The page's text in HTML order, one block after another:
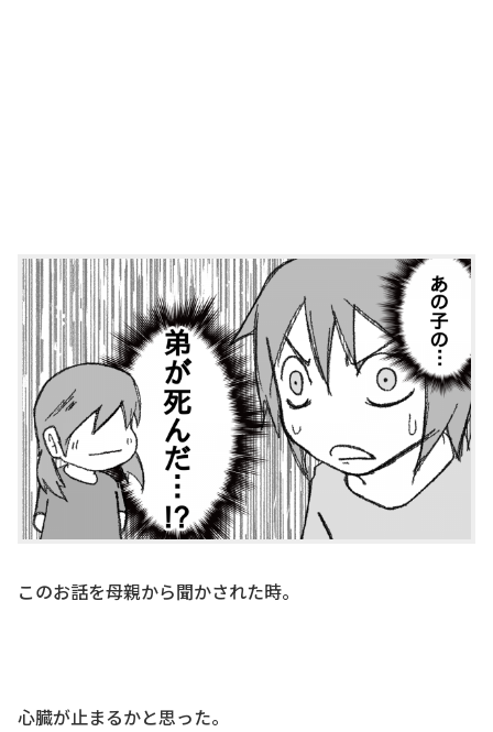
このお話を母親から聞かされた時。
心臓が止まるかと思った。